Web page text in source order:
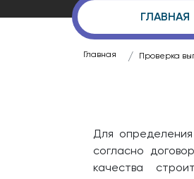
ГЛАВНАЯ
Главная Проверка
Для
согласно
качества